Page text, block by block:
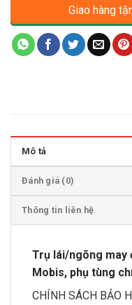
Giao hàng
Mô tả
Đánh giá (0)
Thông tin liên hệ
Trụ lái/ngõng may
Mobis, phụ tùng
CHÍNH SÁCH BẢO